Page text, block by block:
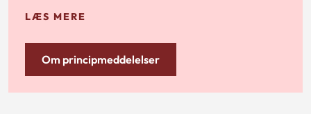
LÆS MERE
Om principmeddelelser